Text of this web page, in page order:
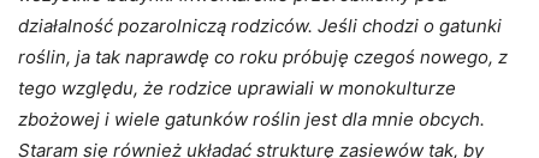
działalność pozarolniczą rodziców. Jeśli chodzi o gatunki
roślin, ja tak naprawdę co roku próbuję czegoś nowego, z
tego względu, że rodzice uprawiali w monokulturze
zbożowej i wiele gatunków roślin jest dla mnie obcych.
Staram się również układać strukturę zasiewów tak, by